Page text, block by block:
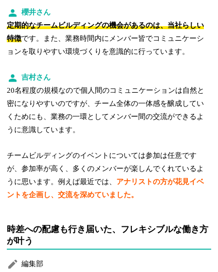
櫻井さん
定期的なチームビルディングの機会があるのは、当社らしい
特徴です。また、業務時間内にメンバー皆でコミュニケーシ
ョンを取りやすい環境づくりを意識的に行っています。
吉村さん
20名程度の規模なので個人間のコミュニケーションは自然と
密になりやすいのですが、チーム全体の一体感を醸成してい
くためにも、業務の一環としてメンバー間の交流ができるよ
うに意識しています。
チームビルディングのイベントについては参加は任意です
が、参加率が高く、多くのメンバーが楽しんでくれているよ
うに思います。例えば最近では、 アナリストの方が花見イベ
ントを企画し、交流を深めていました。
時差への配慮も行き届いた、フレキシブルな働き方
が叶う
編集部